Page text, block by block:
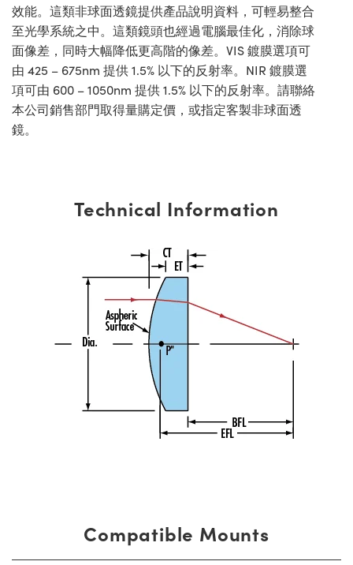
效能。這類非球面透鏡提供產品說明資料，可輕易整合
至光學系統之中。這類鏡頭也經過電腦最佳化，消除球
面像差，同時大幅降低更高階的像差。VIS 鍍膜選項可
由 425 – 675nm 提供 1.5% 以下的反射率。NIR 鍍膜選
項可由 600 – 1050nm 提供 1.5% 以下的反射率。請聯絡
本公司銷售部門取得量購定價，或指定客製非球面透
鏡。
Technical Information
Compatible Mounts